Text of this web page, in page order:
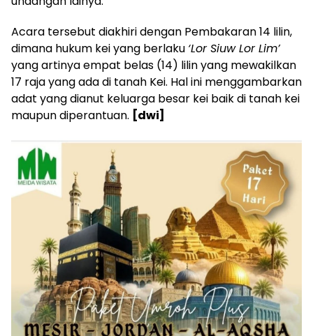
Acara tersebut diakhiri dengan Pembakaran 14 lilin,
dimana hukum kei yang berlaku ‘Lor Siuw Lor Lim’
yang artinya empat belas (14) lilin yang mewakilkan
17 raja yang ada di tanah Kei. Hal ini menggambarkan
adat yang dianut keluarga besar kei baik di tanah kei
maupun diperantuan. [dwi]